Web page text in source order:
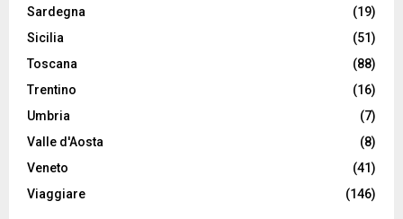
Sardegna
(19)
Sicilia
(51)
Toscana
(88)
Trentino
(16)
Umbria
(7)
Valle d'Aosta
(8)
Veneto
(41)
Viaggiare
(146)